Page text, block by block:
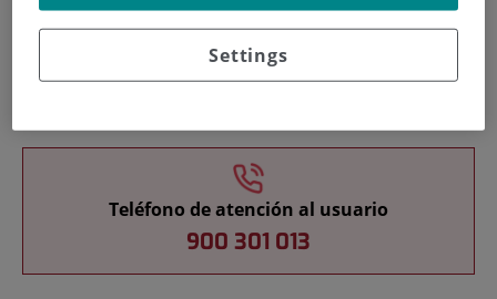
Teléfono de atención al usuario
900 301 013
Settings